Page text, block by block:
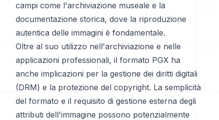
campi come l'archiviazione museale e la
documentazione storica, dove la riproduzione
autentica delle immagini è fondamentale.
Oltre al suo utilizzo nell'archiviazione e nelle
applicazioni professionali, il formato PGX ha
anche implicazioni per la gestione dei diritti digitali
(DRM) e la protezione del copyright. La semplicità
del formato e il requisito di gestione esterna degli
attributi dell'immagine possono potenzialmente